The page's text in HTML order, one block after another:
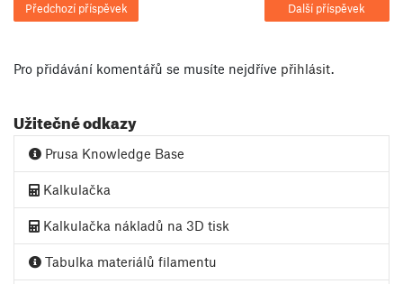
Předchozí příspěvek Další příspěvek
Pro přidávání komentářů se musíte nejdříve přihlásit.
Užitečné odkazy
Prusa Knowledge Base
Kalkulačka
Kalkulačka nákladů na 3D tisk
Tabulka materiálů filamentu